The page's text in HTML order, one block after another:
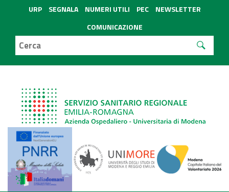
URP SEGNALA NUMERI UTILI PEC
NEWSLETTER
COMUNICAZIONE